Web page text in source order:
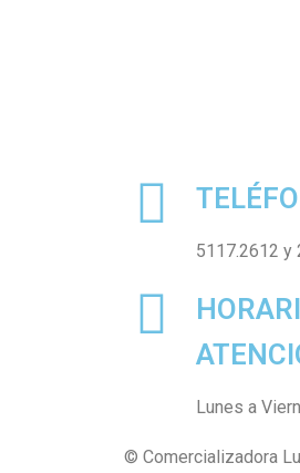
5117.2612 y
Lunes a
© Comercializadora